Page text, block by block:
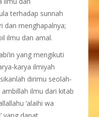
terhadap sunnah
dan menghapalnya;
ilmu dan amal.
yang mengikuti
karya ilmiyah
dirimu seolah-
ilmu dari kitab
‘alaihi wa